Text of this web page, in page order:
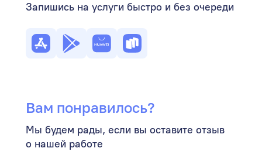
Запишись на услуги быстро и без очереди
Вам понравилось?
Мы будем рады, если вы оставите отзыв
о нашей работе